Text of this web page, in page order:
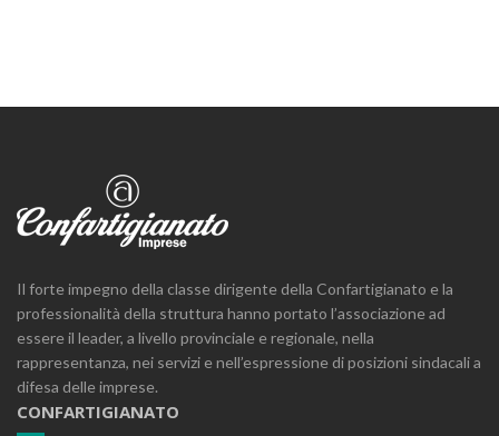
Il forte impegno della classe dirigente della Confartigianato e la
professionalità della struttura hanno portato l’associazione ad
essere il leader, a livello provinciale e regionale, nella
rappresentanza, nei servizi e nell’espressione di posizioni sindacali a
difesa delle imprese.
CONFARTIGIANATO